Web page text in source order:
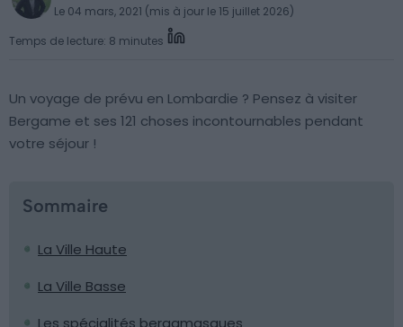
Le 04 mars, 2021 (mis à jour le 15 juillet 2026)
Temps de lecture: 8 minutes
Un voyage de prévu en Lombardie ? Pensez à visiter
Bergame et ses 121 choses incontournables pendant
votre séjour !
Sommaire
La Ville Haute
La Ville Basse
Les spécialités bergamasques